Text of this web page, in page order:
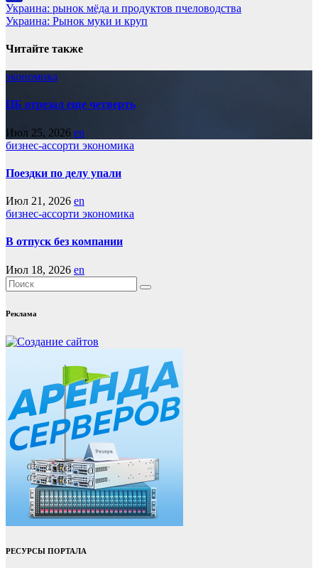
LiveJournal
Навигация
по
записям
Украина: рынок мёда и продуктов пчеловодства
Украина: Рынок муки и круп
Читайте также
экономика
ЦБ отрезал еще четверть
Июл 25, 2026 en
бизнес-ассорти экономика
Поездки по делу упали
Июл 21, 2026 en
бизнес-ассорти экономика
В отпуск без компании
Июл 18, 2026 en
Реклама
РЕСУРСЫ ПОРТАЛА